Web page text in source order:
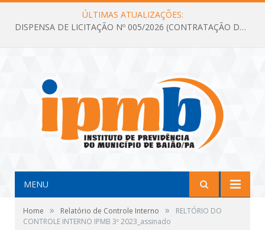
ÚLTIMAS ATUALIZAÇÕES:
DISPENSA DE LICITAÇÃO Nº 005/2026 (CONTRATAÇÃO DE SERVIÇOS TÉCNICOS DE CONSULTORIA E ASSESSORIA EM LICITAÇÃO COM ANÁLISE E ACOMPANHAMENTO DE PROCESSOS LICITATÓRIOS PARA ATENDER AS NECESSIDADES DO INSTITUTO DE PREVIDÊNCIA DO MUNICÍPIO DE BAIÃO – IPMB)
MENU
Home » Relatório de Controle Interno »
RELTÓRIO DO
CONTROLE INTERNO IPMB 3º 2023_assinado